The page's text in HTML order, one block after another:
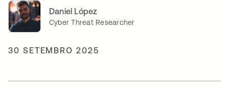
Daniel López
Cyber Threat Researcher
30 SETEMBRO 2025